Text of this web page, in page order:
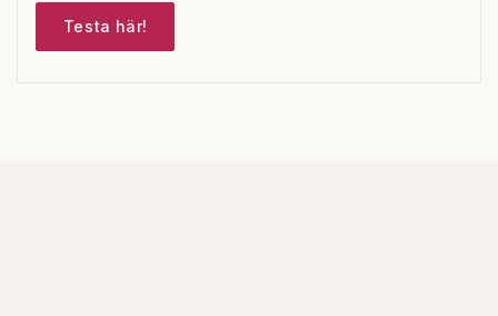
Testa här!